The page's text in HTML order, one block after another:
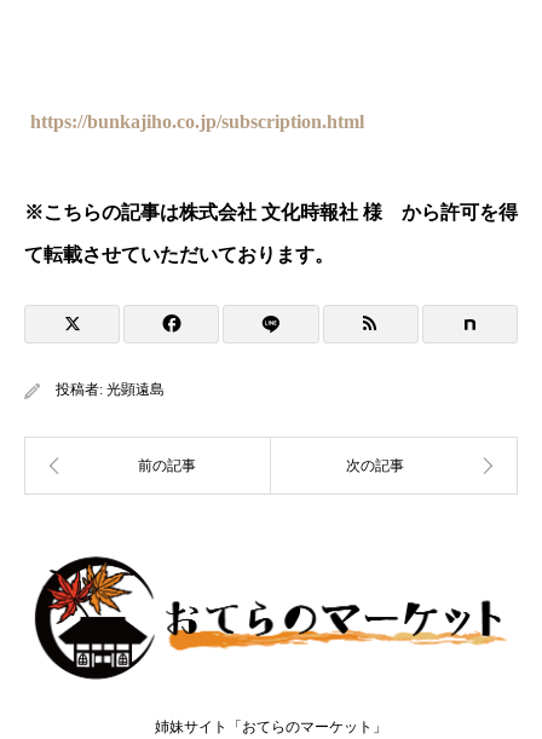
https://bunkajiho.co.jp/subscription.html
※こちらの記事は株式会社 文化時報社 様 から許可を得
て転載させていただいております。
投稿者: 光顕遠島
姉妹サイト「おてらのマーケット」